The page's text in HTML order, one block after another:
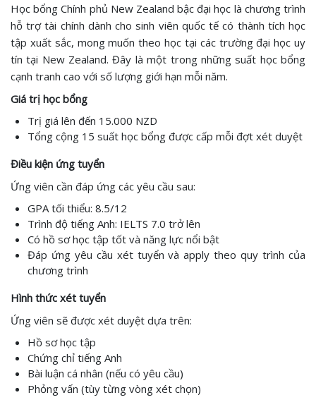
Học bổng Chính phủ New Zealand bậc đại học là chương trình
hỗ trợ tài chính dành cho sinh viên quốc tế có thành tích học
tập xuất sắc, mong muốn theo học tại các trường đại học uy
tín tại New Zealand. Đây là một trong những suất học bổng
cạnh tranh cao với số lượng giới hạn mỗi năm.
Giá trị học bổng
Trị giá lên đến 15.000 NZD
Tổng cộng 15 suất học bổng được cấp mỗi đợt xét duyệt
Điều kiện ứng tuyển
Ứng viên cần đáp ứng các yêu cầu sau:
GPA tối thiểu: 8.5/12
Trình độ tiếng Anh: IELTS 7.0 trở lên
Có hồ sơ học tập tốt và năng lực nổi bật
Đáp ứng yêu cầu xét tuyển và apply theo quy trình của
chương trình
Hình thức xét tuyển
Ứng viên sẽ được xét duyệt dựa trên:
Hồ sơ học tập
Chứng chỉ tiếng Anh
Bài luận cá nhân (nếu có yêu cầu)
Phỏng vấn (tùy từng vòng xét chọn)